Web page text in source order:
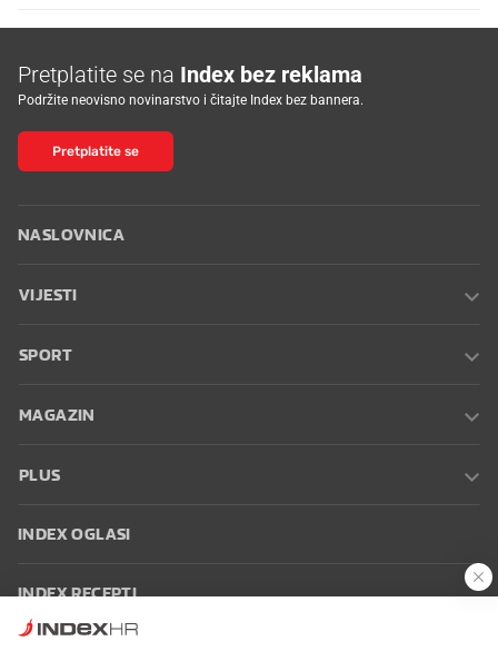
Pretplatite se na Index bez reklama
Podržite neovisno novinarstvo i čitajte Index bez bannera.
Pretplatite se
NASLOVNICA
VIJESTI
SPORT
MAGAZIN
PLUS
INDEX OGLASI
INDEX RECEPTI